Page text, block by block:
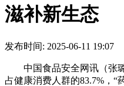
滋补新生态
发布时间: 2025-06-11
中国食品安全网讯（张璐
占健康消费人群的83.7%，“